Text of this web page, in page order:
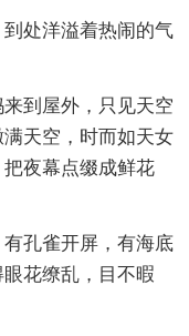
处洋溢着热闹的气
到屋外，只见天空
天空，时而如天女
夜幕点缀成鲜花
孔雀开屏，有海底
花缭乱，目不暇